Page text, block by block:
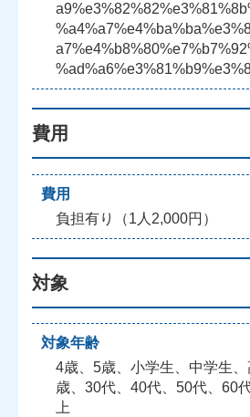
費用
費用
負担有り（1人2,000円）
対象
対象年齢
4歳、5歳、小学生、中学生
歳、30代、40代、50代、60
上